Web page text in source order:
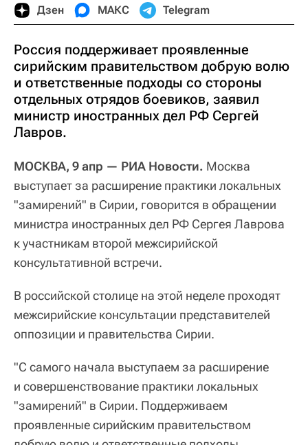
Дзен МАКС Telegram
Россия поддерживает проявленные
сирийским правительством добрую волю
и ответственные подходы со стороны
отдельных отрядов боевиков, заявил
министр иностранных дел РФ Сергей
Лавров.
МОСКВА, 9 апр — РИА Новости. Москва
выступает за расширение практики локальных
"замирений" в Сирии, говорится в обращении
министра иностранных дел РФ Сергея Лаврова
к участникам второй межсирийской
консультативной встречи.
В российской столице на этой неделе проходят
межсирийские консультации представителей
оппозиции и правительства Сирии.
"С самого начала выступаем за расширение
и совершенствование практики локальных
"замирений" в Сирии. Поддерживаем
проявленные сирийским правительством